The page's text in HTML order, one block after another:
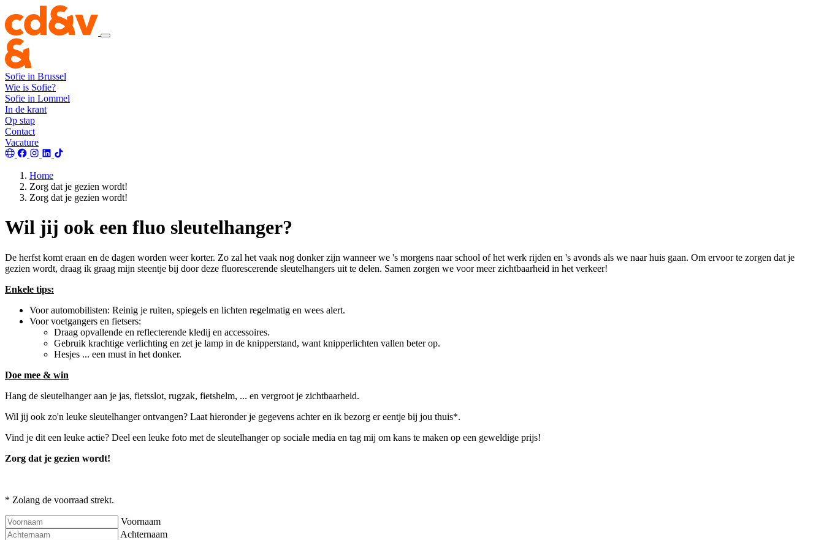
Sofie in Brussel
Wie is Sofie?
Sofie in Lommel
In de krant
Op stap
Contact
Vacature
Home
Zorg dat je gezien wordt!
Zorg dat je gezien wordt!
Wil jij ook een fluo sleutelhanger?
De herfst komt eraan en de dagen worden weer korter. Zo zal het vaak nog donker zijn wanneer we 's morgens naar school of het werk rijden en 's avonds als we naar huis gaan. Om ervoor te zorgen dat je
gezien wordt, draag ik graag mijn steentje bij door deze fluorescerende sleutelhangers uit te delen. Samen zorgen we voor meer zichtbaarheid in het verkeer!
Enkele tips:
Voor automobilisten: Reinig je ruiten, spiegels en lichten regelmatig en wees alert.
Voor voetgangers en fietsers:
Draag opvallende en reflecterende kledij en accessoires.
Gebruik krachtige verlichting en zet je lamp in de knipperstand, want knipperlichten vallen beter op.
Hesjes ... een must in het donker.
Doe mee & win
Hang de sleutelhanger aan je jas, fietsslot, rugzak, fietshelm, ... en vergroot je zichtbaarheid.
Wil jij ook zo'n leuke sleutelhanger ontvangen? Laat hieronder je gegevens achter en ik bezorg er eentje bij jou thuis*.
Vind je dit een leuke actie? Deel een leuke foto met de sleutelhanger op sociale media en tag mij om kans te maken op een geweldige prijs!
Zorg dat je gezien wordt!
* Zolang de voorraad strekt.
Voornaam
Achternaam